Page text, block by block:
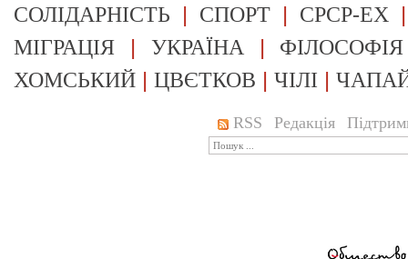
СОЛІДАРНІСТЬ | СПОРТ | СРСР-EX
МІГРАЦІЯ | УКРАЇНА | ФІЛОСОФІЯ
ХОМСЬКИЙ | ЦВЄТКОВ | ЧІЛІ |
RSS Редакція